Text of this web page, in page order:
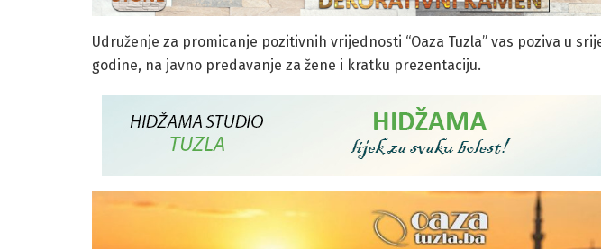
Udruženje za promicanje pozitivnih vrijednosti “Oaza Tuzla” vas poziva u
godine, na javno predavanje za žene i kratku prezentaciju.